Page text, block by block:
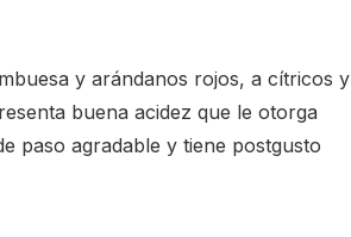
y arándanos rojos, a cítricos y
buena acidez que le otorga
paso agradable y tiene postgusto